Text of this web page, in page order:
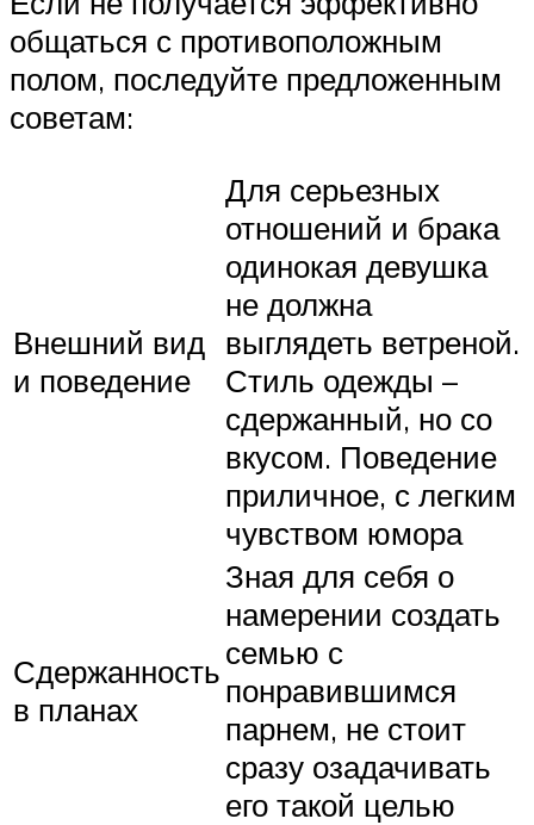
общаться с противоположным
полом, последуйте предложенным
советам:
Внешний вид
и поведение
Для серьезных
отношений и брака
одинокая девушка
не должна
выглядеть ветреной.
Стиль одежды –
сдержанный, но со
вкусом. Поведение
приличное, с легким
чувством юмора
Сдержанность
в планах
Зная для себя о
намерении создать
семью с
понравившимся
парнем, не стоит
сразу озадачивать
его такой целью